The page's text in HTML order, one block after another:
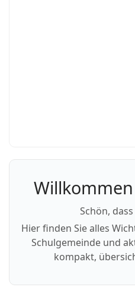
Willkommen
Schön,
Hier finden Sie alles
Schulgemeinde und
kompakt,